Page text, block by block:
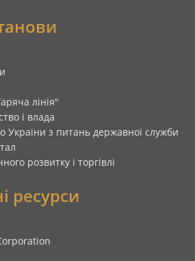
лінія"
і влада
України з питань державної служби
розвитку і торгівлі
ресурси